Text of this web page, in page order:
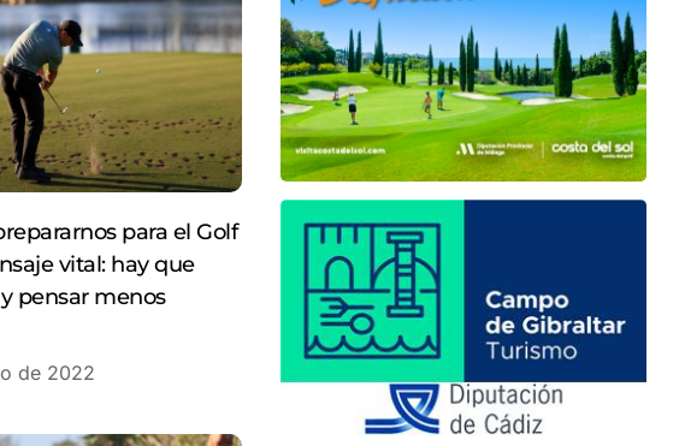
para el Golf
vital: hay que
pensar menos
de 2022